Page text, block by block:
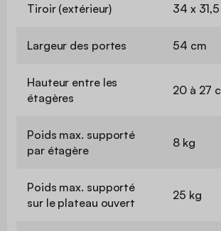
Tiroir (extérieur) 34 x
Largeur des portes 54 cm
Hauteur entre les
étagères
20 à 27
Poids max. supporté
par étagère
8 kg
Poids max. supporté
sur le plateau ouvert
25 kg